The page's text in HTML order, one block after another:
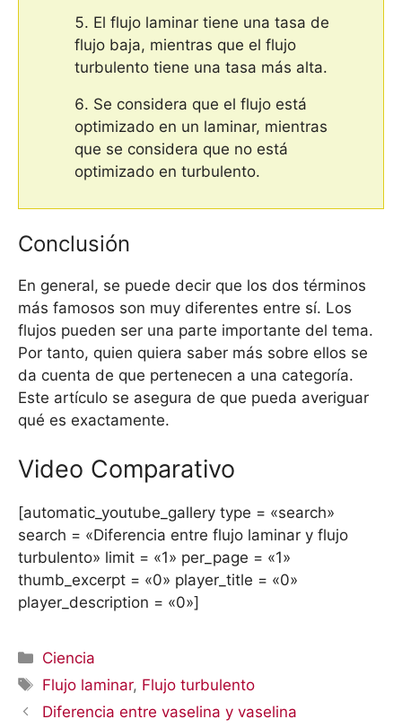
El flujo laminar tiene una tasa de
flujo baja, mientras que el flujo
turbulento tiene una tasa más alta.
Se considera que el flujo está
optimizado en un laminar, mientras
que se considera que no está
optimizado en turbulento.
Conclusión
En general, se puede decir que los dos términos
más famosos son muy diferentes entre sí. Los
flujos pueden ser una parte importante del tema.
Por tanto, quien quiera saber más sobre ellos se
da cuenta de que pertenecen a una categoría.
Este artículo se asegura de que pueda averiguar
qué es exactamente.
Video Comparativo
[automatic_youtube_gallery type = «search»
search = «Diferencia entre flujo laminar y flujo
turbulento» limit = «1» per_page = «1»
thumb_excerpt = «0» player_title = «0»
player_description = «0»]
Categorías
Ciencia
Etiquetas
Flujo laminar, Flujo turbulento
Diferencia entre vaselina y vaselina